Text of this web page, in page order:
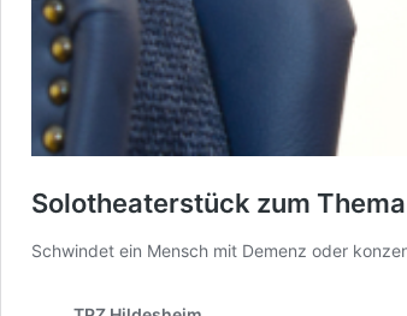
Solotheaterstück zum
Schwindet ein Mensch mit Demenz oder